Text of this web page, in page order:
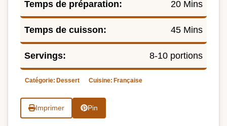
Temps de préparation: 20 Mins
Temps de cuisson: 45 Mins
Servings: 8-10 portions
Catégorie: Dessert Cuisine: Française
Imprimer Pin